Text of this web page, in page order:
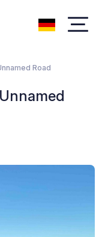
Road